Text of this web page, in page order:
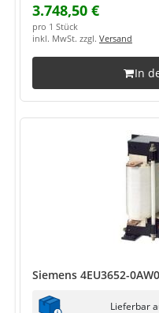
3.748,50 €
pro 1 Stück
inkl. MwSt. zzgl. Versand
In
Siemens 4EU3652-
Lieferbar